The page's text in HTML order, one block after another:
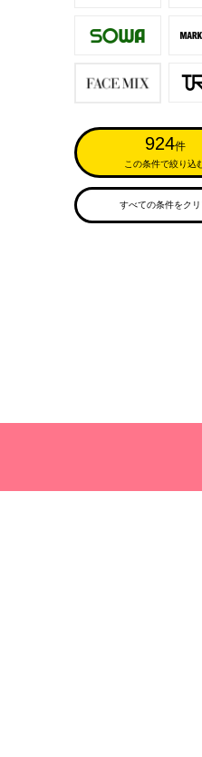
924件
この条件で絞り込
すべての条件をクリ